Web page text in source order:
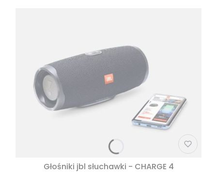
Głośniki jbl słuchawki - CHARGE 4